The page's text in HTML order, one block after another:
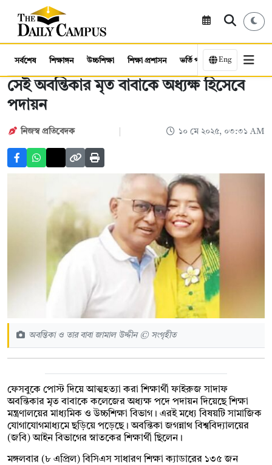
সর্বশেষ শিক্ষাঙ্গন উচ্চশিক্ষা শিক্ষা প্রশাসন ভর্তি পরীক্ষা কর্মসংস্থান
Eng
সেই অবন্তিকার মৃত বাবাকে অধ্যক্ষ হিসেবে
পদায়ন
নিজস্ব প্রতিবেদক ১০ মে ২০২৫, ০৩:৩১ AM
অবন্তিকা ও তার বাবা জামাল উদ্দীন © সংগৃহীত
ফেসবুকে পোস্ট দিয়ে আত্মহত্যা করা শিক্ষার্থী ফাইরুজ সাদাফ
অবন্তিকার মৃত বাবাকে কলেজের অধ্যক্ষ পদে পদায়ন দিয়েছে শিক্ষা
মন্ত্রণালয়ের মাধ্যমিক ও উচ্চশিক্ষা বিভাগ। এরই মধ্যে বিষয়টি সামাজিক
যোগাযোগমাধ্যমে ছড়িয়ে পড়েছে। অবন্তিকা জগন্নাথ বিশ্ববিদ্যালয়ের
(জবি) আইন বিভাগের স্নাতকের শিক্ষার্থী ছিলেন।
মঙ্গলবার (৮ এপ্রিল) বিসিএস সাধারণ শিক্ষা ক্যাডারের ১৩৫ জন